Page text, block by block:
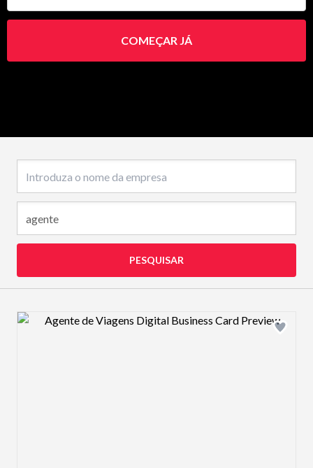
COMEÇAR JÁ
PESQUISAR
Design preview image